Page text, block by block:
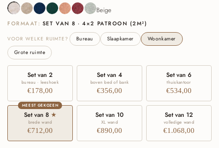
BeigeSandNavyDeep Green
CognacBurgundySage Green
Beige
FORMAAT: SET VAN 8 · 4×2 PATROON (2M²)
VOOR WELKE RUIMTE? Bureau Slaapkamer
Woonkamer
Grote ruimte
Set van 2
bureau · leeshoek
€178,00
Set van 4
boven bed of bank
€356,00
Set van 6
thuiskantoor
€534,00
MEEST GEKOZEN
Set van 8 ★
brede wand
€712,00
Set van 10
XL wand
€890,00
Set van 12
volledige wand
€1.068,00